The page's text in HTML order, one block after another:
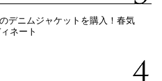
デニムジャケットを購入！春気
ネート